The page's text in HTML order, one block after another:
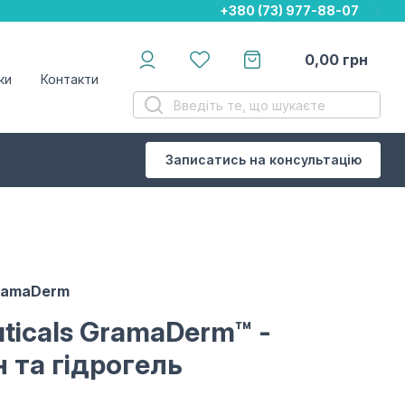
+380 (73) 977-88-07
+380 (73) 977-88-07
+380 (73) 977-88-07
Контакти
0,00 грн
Записатись на консультацію
GramaDerm™ -
гідрогель